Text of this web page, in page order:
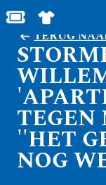
BESTEL JOUW
SHOP IN
TERUG
TEGEN
''HET
NOG